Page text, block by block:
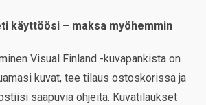
käyttöösi – maksa myöhemmin
Visual Finland -kuvapankista on
kuvat, tee tilaus ostoskorissa ja
saapuvia ohjeita. Kuvatilaukset